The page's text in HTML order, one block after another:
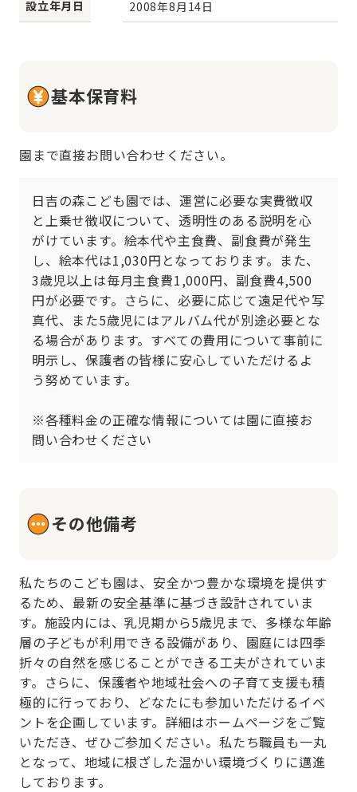
設立年月日
2008年8月14日
基本保育料
園まで直接お問い合わせください。
日吉の森こども園では、運営に必要な実費徴収
と上乗せ徴収について、透明性のある説明を心
がけています。絵本代や主食費、副食費が発生
し、絵本代は1,030円となっております。また、
3歳児以上は毎月主食費1,000円、副食費4,500
円が必要です。さらに、必要に応じて遠足代や写
真代、また5歳児にはアルバム代が別途必要とな
る場合があります。すべての費用について事前に
明示し、保護者の皆様に安心していただけるよ
う努めています。
※各種料金の正確な情報については園に直接お
問い合わせください
その他備考
私たちのこども園は、安全かつ豊かな環境を提供す
るため、最新の安全基準に基づき設計されていま
す。施設内には、乳児期から5歳児まで、多様な年齢
層の子どもが利用できる設備があり、園庭には四季
折々の自然を感じることができる工夫がされていま
す。さらに、保護者や地域社会への子育て支援も積
極的に行っており、どなたにも参加いただけるイベ
ントを企画しています。詳細はホームページをご覧
いただき、ぜひご参加ください。私たち職員も一丸
となって、地域に根ざした温かい環境づくりに邁進
しております。